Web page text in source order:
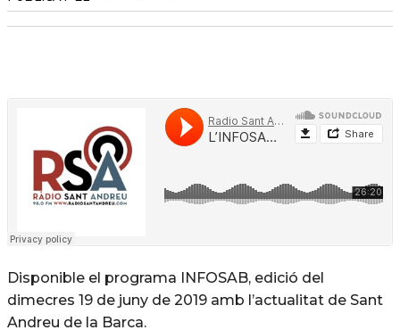
Disponible el programa INFOSAB, edició del
dimecres 19 de juny de 2019 amb l’actualitat de Sant
Andreu de la Barca.